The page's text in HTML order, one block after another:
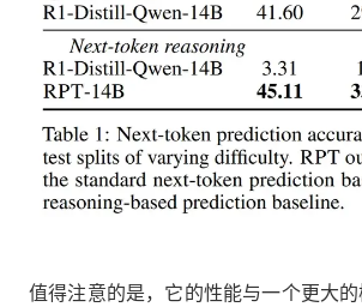
值得注意的是，它的性能与一个更大